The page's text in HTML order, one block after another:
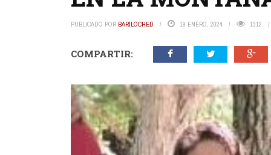
PUBLICADO POR BARILOCHED 19 ENERO, 2024 1312
COMPARTIR: